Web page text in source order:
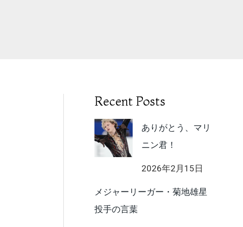
Recent Posts
ありがとう、マリ
ニン君！
2026年2月15日
メジャーリーガー・菊地雄星
投手の言葉